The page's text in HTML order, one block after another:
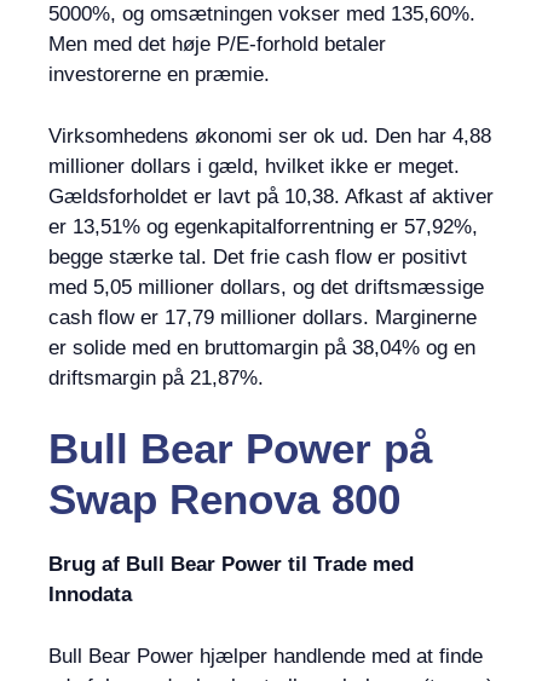
5000%, og omsætningen vokser med 135,60%.
Men med det høje P/E-forhold betaler
investorerne en præmie.
Virksomhedens økonomi ser ok ud. Den har 4,88
millioner dollars i gæld, hvilket ikke er meget.
Gældsforholdet er lavt på 10,38. Afkast af aktiver
er 13,51% og egenkapitalforrentning er 57,92%,
begge stærke tal. Det frie cash flow er positivt
med 5,05 millioner dollars, og det driftsmæssige
cash flow er 17,79 millioner dollars. Marginerne
er solide med en bruttomargin på 38,04% og en
driftsmargin på 21,87%.
Bull Bear Power på
Swap Renova 800
Brug af Bull Bear Power til Trade med
Innodata
Bull Bear Power hjælper handlende med at finde